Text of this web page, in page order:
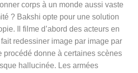
corps à un monde aussi vaste
? Bakshi opte pour une solution
Il filme d’abord des acteurs en
redessiner image par image par
procédé donne à certaines scènes
hallucinée. Les armées